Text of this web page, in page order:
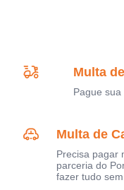
Multa
Pague
Multa de
Precisa pagar
parceria do
fazer tudo